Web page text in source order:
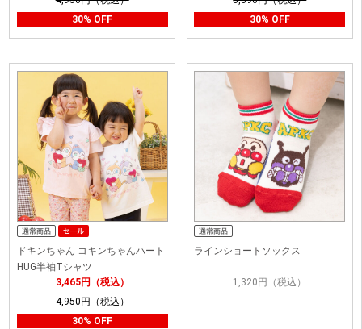
30% OFF
30% OFF
ドキンちゃん コキンちゃんハート
HUG半袖Tシャツ
3,465円（税込）
4,950円（税込）
30% OFF
ラインショートソックス
1,320円（税込）